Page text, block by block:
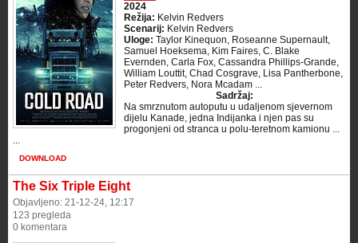
2024
Režija: Kelvin Redvers
Scenarij: Kelvin Redvers
Uloge: Taylor Kinequon, Roseanne Supernault,
Samuel Hoeksema, Kim Faires, C. Blake
Evernden, Carla Fox, Cassandra Phillips-Grande,
William Louttit, Chad Cosgrave, Lisa Pantherbone,
Peter Redvers, Nora Mcadam ...
Sadržaj:
Na smrznutom autoputu u udaljenom sjevernom
dijelu Kanade, jedna Indijanka i njen pas su
progonjeni od stranca u polu-teretnom kamionu ...
...
DOWNLOAD
The Six Triple Eight
Objavljeno: 21-12-24, 12:17
123 pregleda
0 komentara